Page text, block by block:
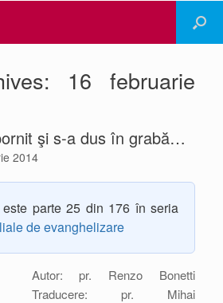
16 februarie
şi s-a dus în grabă…
2014
parte 25 din 176 în seria
de evanghelizare
Autor: pr. Renzo Bonetti
Traducere: pr. Mihai